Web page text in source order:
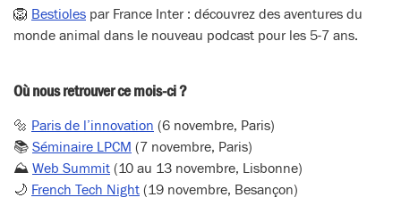
🦁 Bestioles par France Inter : découvrez des aventures du
monde animal dans le nouveau podcast pour les 5-7 ans.
Où nous retrouver ce mois-ci ?
🔩 Paris de l’innovation (6 novembre, Paris)
📚 Séminaire LPCM (7 novembre, Paris)
⛰️ Web Summit (10 au 13 novembre, Lisbonne)
🌙 French Tech Night (19 novembre, Besançon)